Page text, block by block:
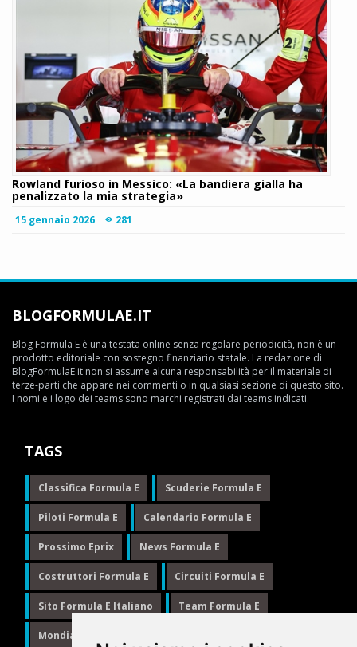
Rowland furioso in Messico: «La bandiera gialla ha
penalizzato la mia strategia»
15 gennaio 2026 281
BLOGFORMULAE.IT
Blog Formula E è una testata online senza regolare periodicità, non è un
prodotto editoriale con sostegno finanziario statale. La redazione di
BlogFormulaE.it non si assume alcuna responsabilità per il materiale di
terze-parti che appare nei commenti o in qualsiasi sezione di questo sito.
I nomi e i logo dei teams sono marchi registrati dai teams indicati.
TAGS
Classifica Formula E Scuderie Formula E
Piloti Formula E Calendario Formula E
Prossimo Eprix News Formula E
Costruttori Formula E Circuiti Formula E
Sito Formula E Italiano Team Formula E
Mondiale Formula E